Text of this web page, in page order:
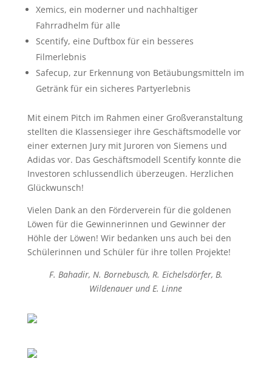
Xemics, ein moderner und nachhaltiger
Fahrradhelm für alle
Scentify, eine Duftbox für ein besseres
Filmerlebnis
Safecup, zur Erkennung von Betäubungsmitteln im
Getränk für ein sicheres Partyerlebnis
Mit einem Pitch im Rahmen einer Großveranstaltung
stellten die Klassensieger ihre Geschäftsmodelle vor
einer externen Jury mit Juroren von Siemens und
Adidas vor. Das Geschäftsmodell Scentify konnte die
Investoren schlussendlich überzeugen. Herzlichen
Glückwunsch!
Vielen Dank an den Förderverein für die goldenen
Löwen für die Gewinnerinnen und Gewinner der
Höhle der Löwen! Wir bedanken uns auch bei den
Schülerinnen und Schüler für ihre tollen Projekte!
F. Bahadir, N. Bornebusch, R. Eichelsdörfer, B.
Wildenauer und E. Linne